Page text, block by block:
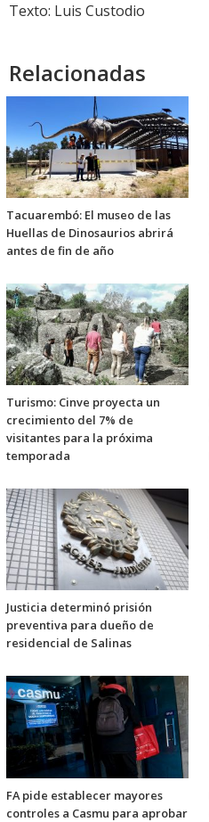
Texto: Luis Custodio
Relacionadas
Tacuarembó: El museo de las
Huellas de Dinosaurios abrirá
antes de fin de año
Turismo: Cinve proyecta un
crecimiento del 7% de
visitantes para la próxima
temporada
Justicia determinó prisión
preventiva para dueño de
residencial de Salinas
FA pide establecer mayores
controles a Casmu para aprobar